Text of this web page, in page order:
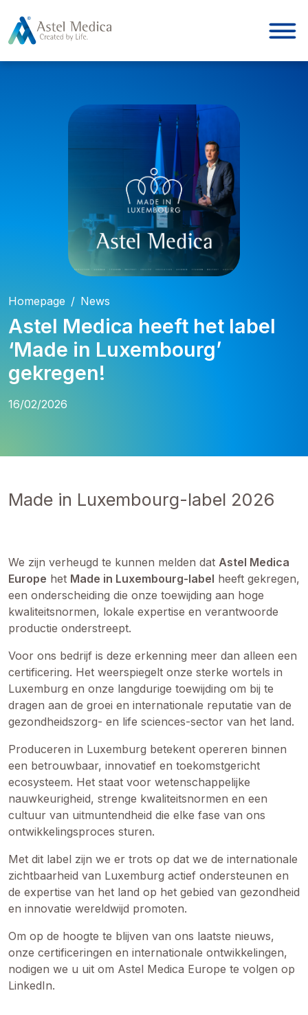
Homepage / News
Astel Medica heeft het label
‘Made in Luxembourg’
gekregen!
16/02/2026
Made in Luxembourg-label 2026
We zijn verheugd te kunnen melden dat Astel Medica
Europe het Made in Luxembourg-label heeft gekregen,
een onderscheiding die onze toewijding aan hoge
kwaliteitsnormen, lokale expertise en verantwoorde
productie onderstreept.
Voor ons bedrijf is deze erkenning meer dan alleen een
certificering. Het weerspiegelt onze sterke wortels in
Luxemburg en onze langdurige toewijding om bij te
dragen aan de groei en internationale reputatie van de
gezondheidszorg- en life sciences-sector van het land.
Produceren in Luxemburg betekent opereren binnen
een betrouwbaar, innovatief en toekomstgericht
ecosysteem. Het staat voor wetenschappelijke
nauwkeurigheid, strenge kwaliteitsnormen en een
cultuur van uitmuntendheid die elke fase van ons
ontwikkelingsproces sturen.
Met dit label zijn we er trots op dat we de internationale
zichtbaarheid van Luxemburg actief ondersteunen en
de expertise van het land op het gebied van gezondheid
en innovatie wereldwijd promoten.
Om op de hoogte te blijven van ons laatste nieuws,
onze certificeringen en internationale ontwikkelingen,
nodigen we u uit om Astel Medica Europe te volgen op
LinkedIn.